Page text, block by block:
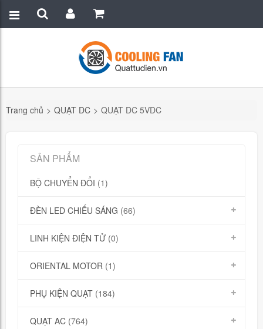
Trang chủ > QUẠT DC > QUẠT DC 5VDC
SẢN PHẨM
BỘ CHUYỂN ĐỔI (1)
ĐÈN LED CHIẾU SÁNG (66)
LINH KIỆN ĐIỆN TỬ (0)
ORIENTAL MOTOR (1)
PHỤ KIỆN QUẠT (184)
QUẠT AC (764)